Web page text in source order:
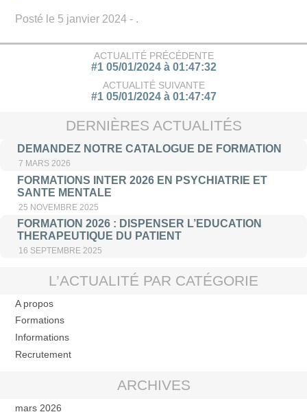
Posté le 5 janvier 2024 - .
ACTUALITÉ PRÉCÉDENTE
#1 05/01/2024 à 01:47:32
ACTUALITÉ SUIVANTE
#1 05/01/2024 à 01:47:47
DERNIÈRES ACTUALITÉS
DEMANDEZ NOTRE CATALOGUE DE FORMATION
7 MARS 2026
FORMATIONS INTER 2026 EN PSYCHIATRIE ET
SANTE MENTALE
25 NOVEMBRE 2025
FORMATION 2026 : DISPENSER L’EDUCATION
THERAPEUTIQUE DU PATIENT
16 SEPTEMBRE 2025
L’ACTUALITÉ PAR CATÉGORIE
A propos
Formations
Informations
Recrutement
ARCHIVES
mars 2026